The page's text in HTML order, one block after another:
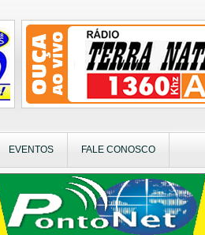
EVENTOS FALE CONOSCO